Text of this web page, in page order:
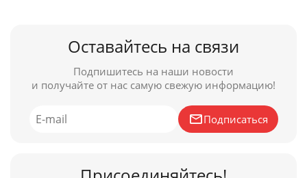
Оставайтесь на связи
Подпишитесь на наши новости
и получайте от нас самую свежую информацию!
Подписаться